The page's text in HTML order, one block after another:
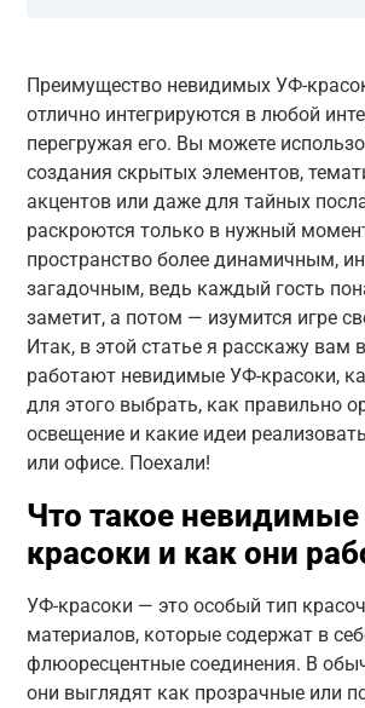
Преимущество невидимых УФ-
отлично интегрируются в любой
перегружая его. Вы можете
создания скрытых элементов,
акцентов или даже для тайных
раскроются только в нужный
пространство более динамичным,
загадочным, ведь каждый гость
заметит, а потом — изумится игре
Итак, в этой статье я расскажу вам
работают невидимые УФ-красоки,
для этого выбрать, как правильно
освещение и какие идеи
или офисе. Поехали!
Что такое
красоки и как они
УФ-красоки — это особый тип
материалов, которые содержат в
флюоресцентные соединения. В
они выглядят как прозрачные или